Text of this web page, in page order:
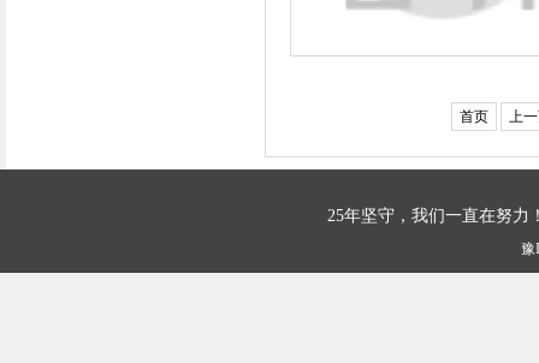
首页 上
25年坚守，我们一直在努力
豫